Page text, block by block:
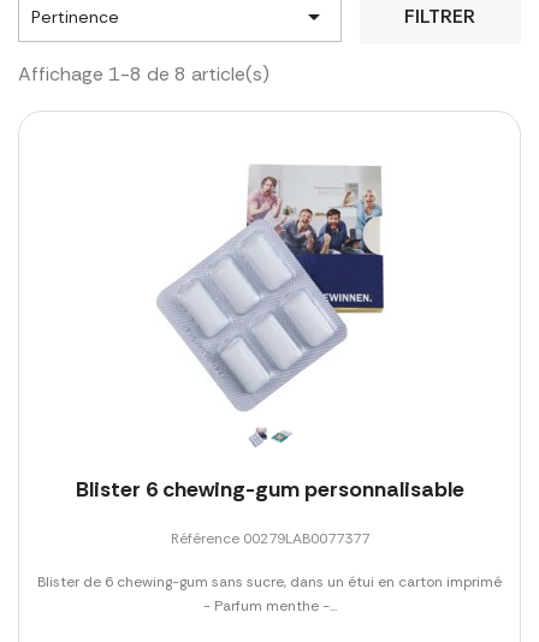
Pertinence  FILTRER
Affichage 1-8 de 8 article(s)
Blister 6 chewing-gum personnalisable
Référence 00279LAB0077377
Blister de 6 chewing-gum sans sucre, dans un étui en carton imprimé
- Parfum menthe -...